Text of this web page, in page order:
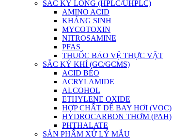
SẮC KÝ LỎNG (HPLC/UHPLC)
AMINO ACID
KHÁNG SINH
MYCOTOXIN
NITROSAMINE
PFAS
THUỐC BẢO VỆ THỰC VẬT
SẮC KÝ KHÍ (GC/GCMS)
ACID BÉO
ACRYLAMIDE
ALCOHOL
ETHYLENE OXIDE
HỢP CHẤT DỄ BAY HƠI (VOC)
HYDROCARBON THƠM (PAH)
PHTHALATE
SẢN PHẨM XỬ LÝ MẪU